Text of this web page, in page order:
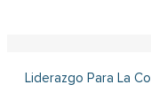
Liderazgo Para La